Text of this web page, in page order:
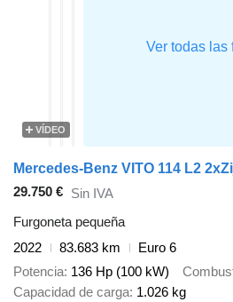
VÍDEO
Mercedes-Benz VITO 114 L2
29.750 € Sin IVA
Furgoneta pequeña
2022
83.683 km
Euro 6
Potencia 136 Hp (100 kW)
Capacidad de carga 1.026 kg